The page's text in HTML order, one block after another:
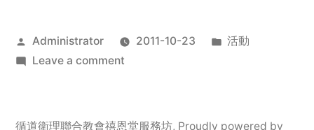
Posted
by
Administrator 2011-10-23
Posted
活動
Leave a commenton
服
循道衛理聯合教會禧恩堂服務坊, Proudly powered by